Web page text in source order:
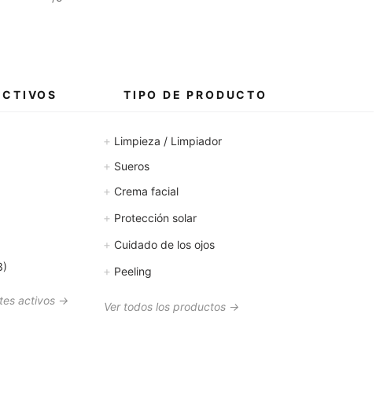
TIPO DE PRODUCTO
+ Limpieza / Limpiador
+ Sueros
+ Crema facial
+ Protección solar
+ Cuidado de los ojos
+ Peeling
Ver todos los productos →
activos →